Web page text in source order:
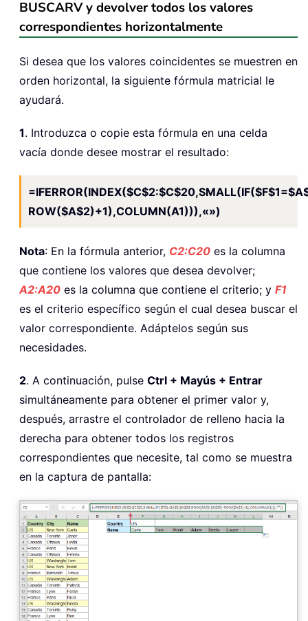
BUSCARV y devolver todos los valores
correspondientes horizontalmente
Si desea que los valores coincidentes se muestren en
orden horizontal, la siguiente fórmula matricial le
ayudará.
1. Introduzca o copie esta fórmula en una celda
vacía donde desee mostrar el resultado:
ROW($A$2)+1),COLUMN(A1))),«»)
Nota: En la fórmula anterior, C2:C20 es la columna
que contiene los valores que desea devolver;
A2:A20 es la columna que contiene el criterio; y F1
es el criterio específico según el cual desea buscar el
valor correspondiente. Adáptelos según sus
necesidades.
2. A continuación, pulse Ctrl + Mayús + Entrar
simultáneamente para obtener el primer valor y,
después, arrastre el controlador de relleno hacia la
derecha para obtener todos los registros
correspondientes que necesite, tal como se muestra
en la captura de pantalla: